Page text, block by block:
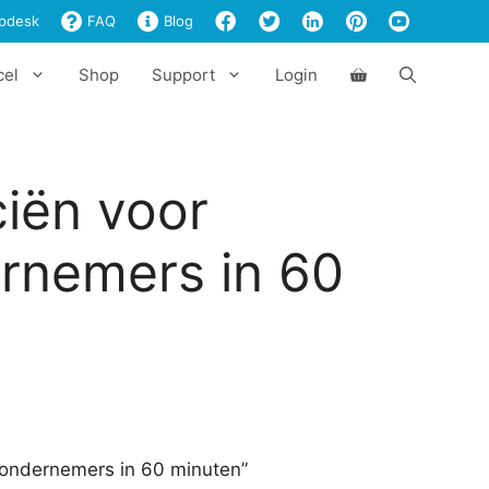
FAQ Blog
Shop Support Login
voor
in 60
in 60 minuten”
voor
managers
ondernemers